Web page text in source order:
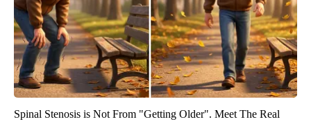
Spinal Stenosis is Not From "Getting Older". Meet The Real